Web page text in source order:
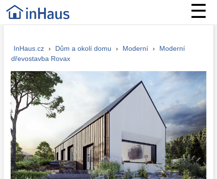
☰
InHaus.cz › Dům a okolí domu › Moderní ›
Moderní
dřevostavba Rovax